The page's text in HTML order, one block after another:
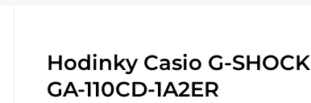
Hodinky Casio G-SHOCK
GA-110CD-1A2ER